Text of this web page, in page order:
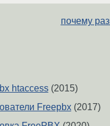
почему
htaccess(2015)
Freepbx(2017)